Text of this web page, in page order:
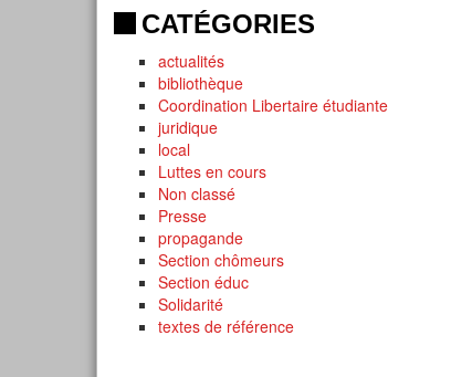
CATÉGORIES
actualités
bibliothèque
Coordination Libertaire étudiante
juridique
local
Luttes en cours
Non classé
Presse
propagande
Section chômeurs
Section éduc
Solidarité
textes de référence